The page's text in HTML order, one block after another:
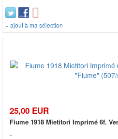
+ ajout à ma sélection
25,00 EUR
Fiume 1918 Mietitori Imprimé 6f.